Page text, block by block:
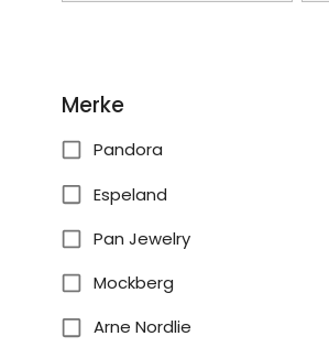
Merke
Pandora
Espeland
Pan Jewelry
Mockberg
Arne Nordlie